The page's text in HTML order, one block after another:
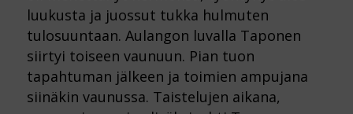
luukusta ja juossut tukka hulmuten
tulosuuntaan. Aulangon luvalla Taponen
siirtyi toiseen vaunuun. Pian tuon
tapahtuman jälkeen ja toimien ampujana
siinäkin vaunussa. Taistelujen aikana,